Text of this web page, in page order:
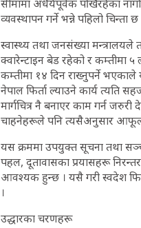
सीमामा अधैर्यपूर्वक पर्खिरहेका
व्यवस्थापन गर्ने भन्ने पहिलो चिन्ता छ
स्वास्थ्य तथा जनसंख्या मन्त्रालयले
क्वारेन्टाइन बेड रहेको र कम्तीमा ५
कम्तीमा १४ दिन राख्नुपर्ने भएकाले
नेपाल फिर्ता ल्याउने कार्य त्यति
मार्गचित्र नै बनाएर काम गर्न
चाहनेहरूले पनि त्यसैअनुसार
यस क्रममा उपयुक्त सूचना तथा
पहल, दूतावासका प्रयासहरू
आवश्यक हुन्छ । यसै गरी स्वदेश
।
उद्धारका चरणहरू